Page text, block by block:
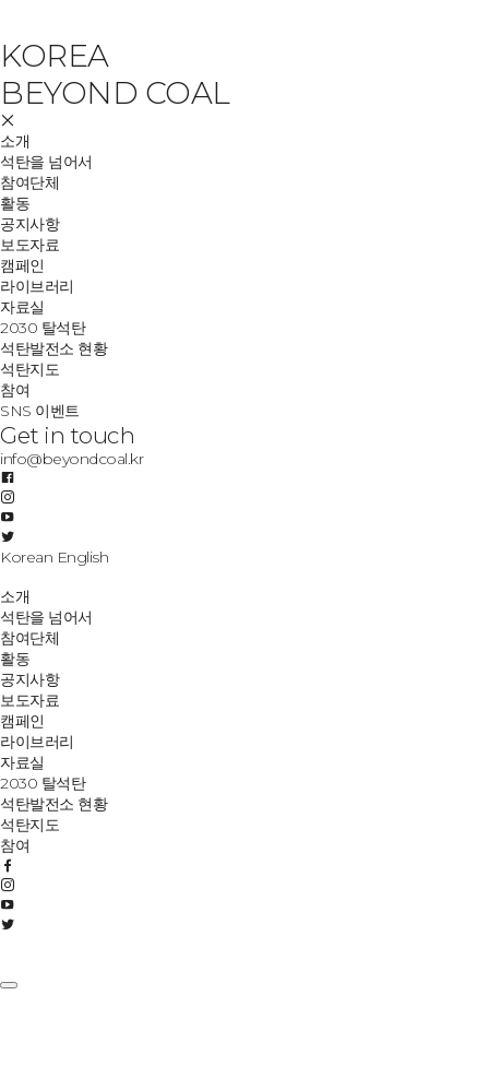
KOREA
BEYOND COAL
소개
석탄을 넘어서
참여단체
활동
공지사항
보도자료
캠페인
라이브러리
자료실
2030 탈석탄
석탄발전소 현황
석탄지도
참여
SNS 이벤트
Get in touch
info@beyondcoal.kr
Korean English
소개
석탄을 넘어서
참여단체
활동
공지사항
보도자료
캠페인
라이브러리
자료실
2030 탈석탄
석탄발전소 현황
석탄지도
참여